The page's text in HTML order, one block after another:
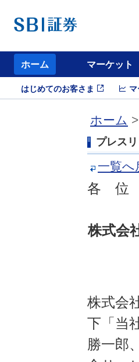
ホーム マーケット
はじめてのお客さま
ホーム >
プレス
一覧へ
各 位
株式会
株式会
下「当
勝一郎